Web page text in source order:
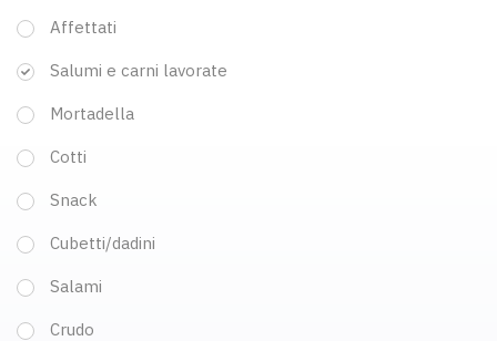
Affettati
Salumi e carni lavorate
Mortadella
Cotti
Snack
Cubetti/dadini
Salami
Crudo